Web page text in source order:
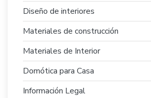
Diseño de interiores
Materiales de construcción
Materiales de Interior
Domótica para Casa
Información Legal